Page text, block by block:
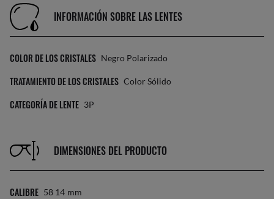
INFORMACIÓN SOBRE LAS LENTES
COLOR DE LOS CRISTALES Negro Polarizado
TRATAMIENTO DE LOS CRISTALES Color Sólido
CATEGORÍA DE LENTE 3P
DIMENSIONES DEL PRODUCTO
CALIBRE 58 14 Mm